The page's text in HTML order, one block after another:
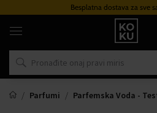
Besplatna dostava za sve
Originalni
parfemi
satovi
na
mjestu
Parfumi
Parfemska Voda -